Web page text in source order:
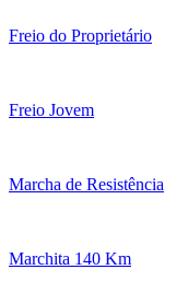
Freio do Proprietário
Freio Jovem
Marcha de Resistência
Marchita 140 Km